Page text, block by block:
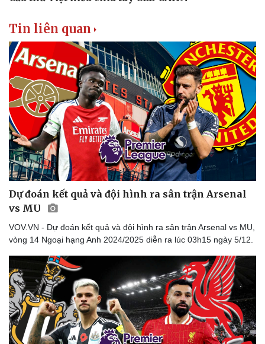
Tin liên quan
Dự đoán kết quả và đội hình ra sân trận Arsenal
vs MU
VOV.VN - Dự đoán kết quả và đội hình ra sân trận Arsenal vs MU,
vòng 14 Ngoại hạng Anh 2024/2025 diễn ra lúc 03h15 ngày 5/12.